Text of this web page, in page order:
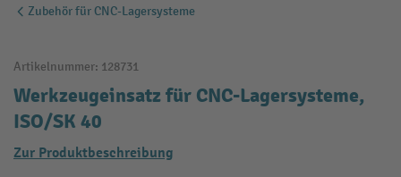
Zubehör für CNC-Lagersysteme
Artikelnummer: 128731
Werkzeugeinsatz für CNC-Lagersysteme,
ISO/SK 40
Zur Produktbeschreibung